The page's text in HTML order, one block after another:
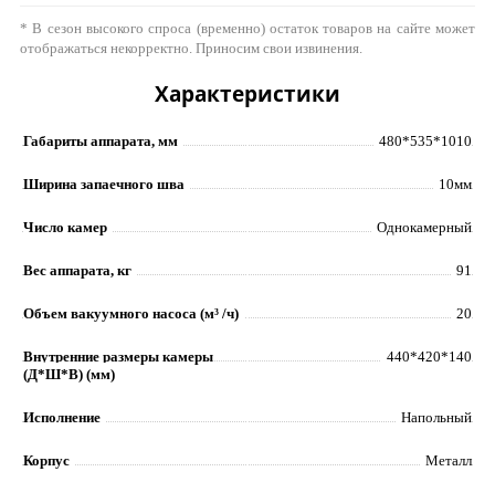
* В сезон высокого спроса (временно) остаток товаров на сайте может
отображаться некорректно. Приносим свои извинения.
Характеристики
Габариты аппарата, мм 480*535*1010
Ширина запаечного шва 10мм
Число камер Однокамерный
Вес аппарата, кг 91
Объем вакуумного насоса (м³ /ч) 20
Внутренние размеры камеры
(Д*Ш*В) (мм)
440*420*140
Исполнение Напольный
Корпус Металл